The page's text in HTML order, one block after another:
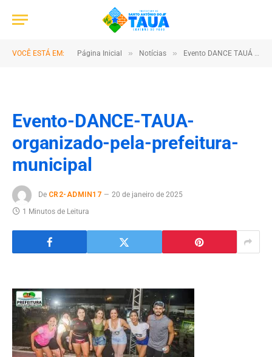
VOCÊ ESTÁ EM: Página Inicial » Notícias » Evento DANCE TAUÁ organizado pela prefeitura municipal
Evento-DANCE-TAUA-
organizado-pela-prefeitura-
municipal
De CR2-ADMIN17
20 de janeiro de 2025
1 Minutos de Leitura